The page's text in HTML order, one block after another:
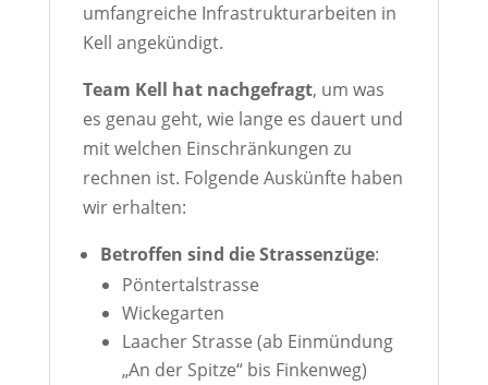
umfangreiche Infrastrukturarbeiten in
Kell angekündigt.
Team Kell hat nachgefragt, um was
es genau geht, wie lange es dauert und
mit welchen Einschränkungen zu
rechnen ist. Folgende Auskünfte haben
wir erhalten:
Betroffen sind die Strassenzüge:
Pöntertalstrasse
Wickegarten
Laacher Strasse (ab Einmündung
„An der Spitze“ bis Finkenweg)